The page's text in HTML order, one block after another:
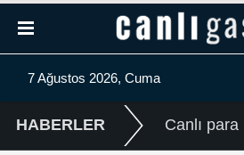
7 Ağustos 2026, Cuma
HABERLER Canlı para